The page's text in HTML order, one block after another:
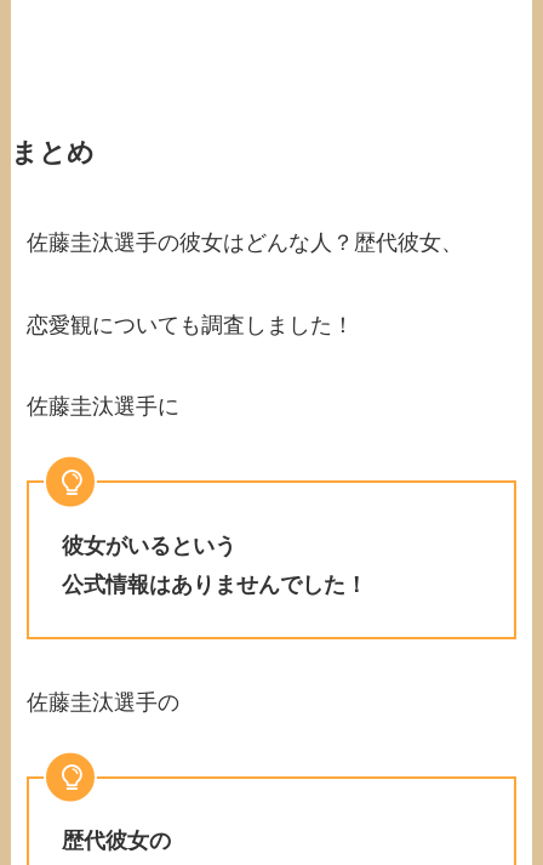
まとめ
佐藤圭汰選手の彼女はどんな人？歴代彼女、
恋愛観についても調査しました！
佐藤圭汰選手に
彼女がいるという
公式情報はありませんでした！
佐藤圭汰選手の
歴代彼女の